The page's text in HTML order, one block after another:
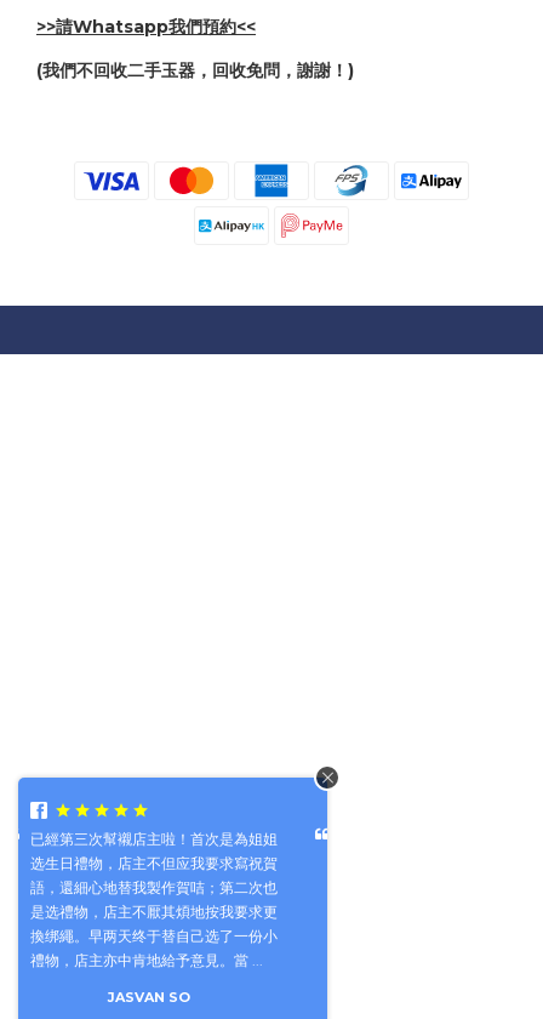
>>請Whatsapp我們預約<<
(我們不回收二手玉器，回收免問，謝謝！)
為姐姐
寫祝賀
二次也
要求更
一份小
當 ...
非常有耐心地為我挑選合心意的手鐲，
不厭其煩地跟進問題，高品質，送禮自
用皆宜❤️
CAROL LO